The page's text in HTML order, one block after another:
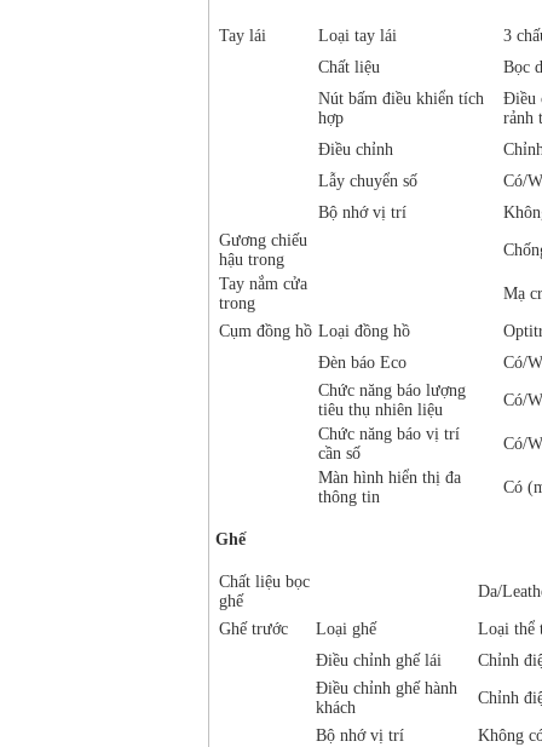
Tay lái Loại tay lái
3
Chất liệu
Bọc
Nút bấm điều khiển tích
hợp
Điều
rảnh
Điều chỉnh
Lẫy chuyển số
Có/
Bộ nhớ vị trí
Gương chiếu
hậu trong
Tay nắm cửa
trong
Mạ
Cụm đồng hồ Loại đồng hồ
Đèn báo Eco
Có/
Chức năng báo lượng
tiêu thụ nhiên liệu
Có/
Chức năng báo vị trí
cần số
Có/
Màn hình hiển thị đa
thông tin
Có
Ghế
Chất liệu bọc
ghế
Da/
Ghế trước Loại ghế
Loại thể
Điều chỉnh ghế lái
Chỉnh
Điều chỉnh ghế hành
khách
Chỉnh
Bộ nhớ vị trí Không